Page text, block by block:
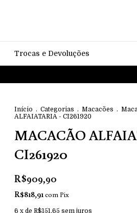
Trocas e Devoluções
Início . Categorias . Macacões .
ALFAIATARIA - CI261920
MACACÃO
CI261920
R$909,90
R$818,91comPix
6 x de R$151,65 sem juros